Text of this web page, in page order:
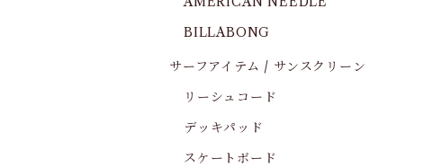
BILLABONG
サーフアイテム / サンスクリーン
リーシュコード
デッキパッド
スケートボード